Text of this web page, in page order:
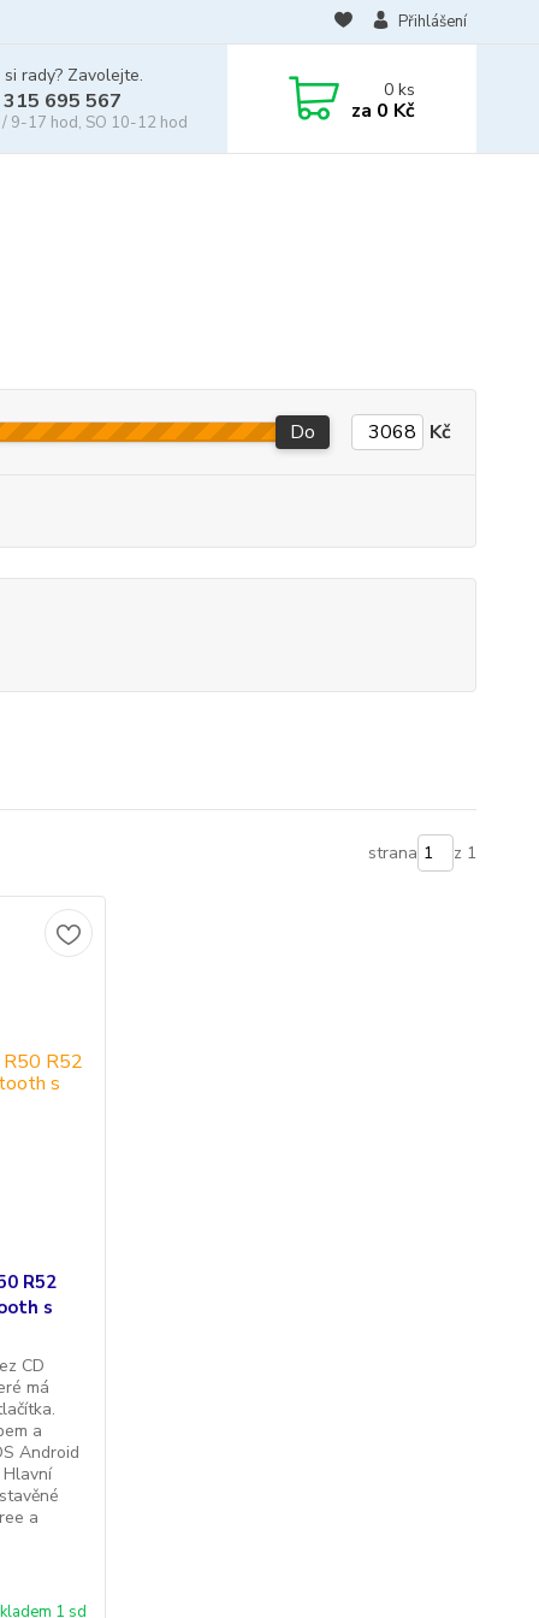
Přihlášení
rady? Zavolejte.
695 567
/ 9-17 hod, SO 10-12 hod
0ks
za 0 Kč
Do Kč
strana z 1
R52
s
CD
má
a
Android
Hlavní
a
1 sd